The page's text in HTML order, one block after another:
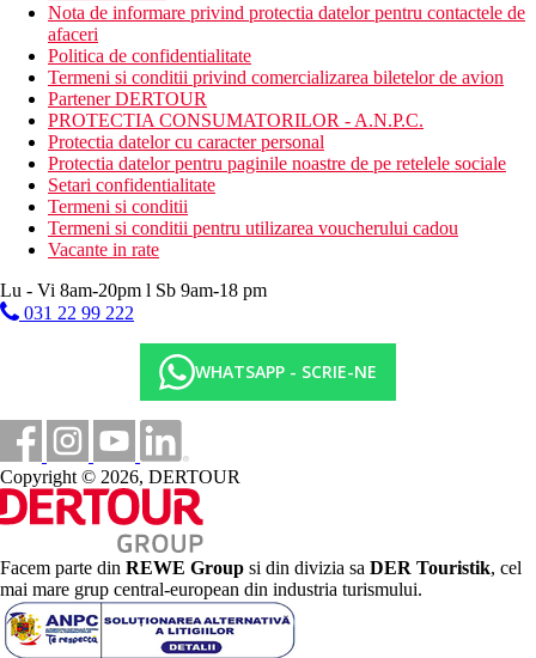
Nota de informare privind protectia datelor pentru contactele de
afaceri
Politica de confidentialitate
Termeni si conditii privind comercializarea biletelor de avion
Partener DERTOUR
PROTECTIA CONSUMATORILOR - A.N.P.C.
Protectia datelor cu caracter personal
Protectia datelor pentru paginile noastre de pe retelele sociale
Setari confidentialitate
Termeni si conditii
Termeni si conditii pentru utilizarea voucherului cadou
Vacante in rate
Lu - Vi 8am-20pm l Sb 9am-18 pm
031 22 99 222
WHATSAPP - SCRIE-NE
Copyright © 2026, DERTOUR
Facem parte din REWE Group si din divizia sa DER Touristik, cel
mai mare grup central-european din industria turismului.